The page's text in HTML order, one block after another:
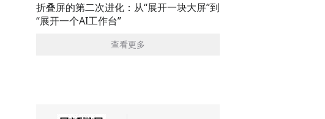
折叠屏的第二次进化：从“展开一块大屏”到
“展开一个AI工作台”
查看更多